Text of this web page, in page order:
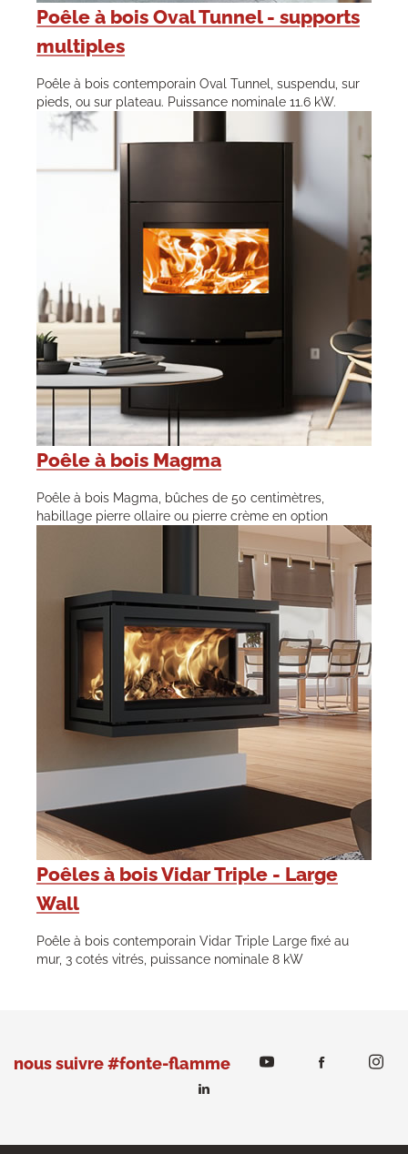
Poêle à bois Oval Tunnel - supports
multiples
Poêle à bois contemporain Oval Tunnel, suspendu, sur
pieds, ou sur plateau. Puissance nominale 11.6 kW.
Poêle à bois Magma
Poêle à bois Magma, bûches de 50 centimètres,
habillage pierre ollaire ou pierre crème en option
Poêles à bois Vidar Triple - Large
Wall
Poêle à bois contemporain Vidar Triple Large fixé au
mur, 3 cotés vitrés, puissance nominale 8 kW
nous suivre #fonte-flamme